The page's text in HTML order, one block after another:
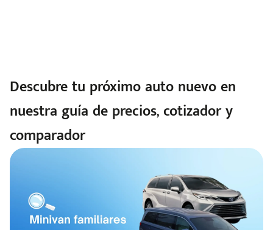
Descubre tu próximo auto nuevo en
nuestra guía de precios, cotizador y
comparador